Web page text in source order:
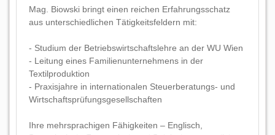
Mag. Biowski bringt einen reichen Erfahrungsschatz
aus unterschiedlichen Tätigkeitsfeldern mit:
- Studium der Betriebswirtschaftslehre an der WU Wien
- Leitung eines Familienunternehmens in der
Textilproduktion
- Praxisjahre in internationalen Steuerberatungs- und
Wirtschaftsprüfungsgesellschaften
Ihre mehrsprachigen Fähigkeiten – Englisch,